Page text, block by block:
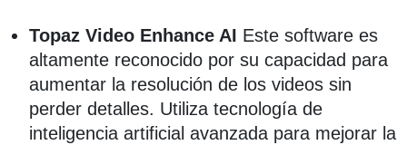
Topaz Video Enhance AI Este software es
altamente reconocido por su capacidad para
aumentar la resolución de los videos sin
perder detalles. Utiliza tecnología de
inteligencia artificial avanzada para mejorar la